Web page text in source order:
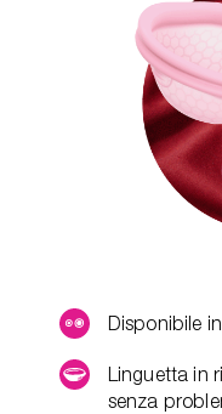
Disponibile
Linguetta in
senza